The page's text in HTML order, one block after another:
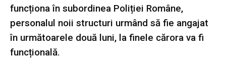
funcționa în subordinea Poliției Române,
personalul noii structuri urmând să fie angajat
în următoarele două luni, la finele cărora va fi
funcțională.